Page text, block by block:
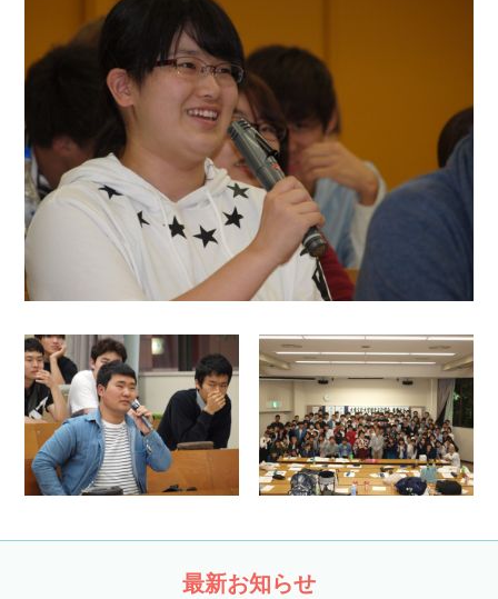
最新お知らせ